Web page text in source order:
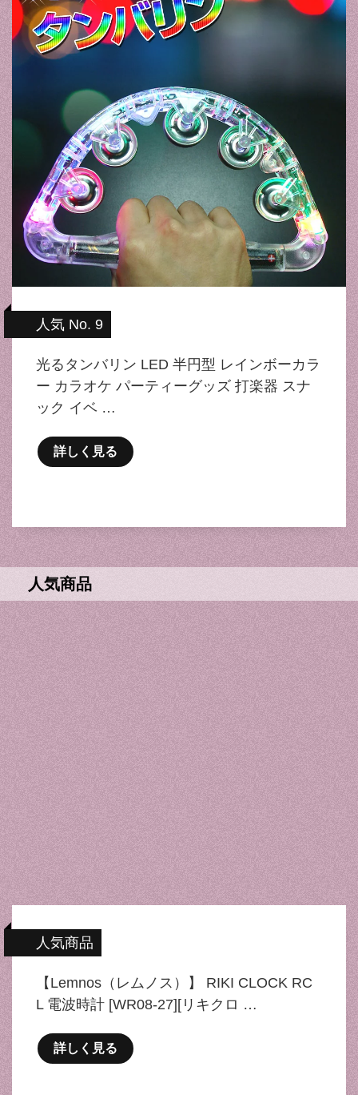
人気 No. 9
光るタンバリン LED 半円型 レインボーカラ
ー カラオケ パーティーグッズ 打楽器 スナ
ック イベ …
詳しく見る
人気商品
人気商品
【Lemnos（レムノス）】 RIKI CLOCK RC
L 電波時計 [WR08-27][リキクロ …
詳しく見る